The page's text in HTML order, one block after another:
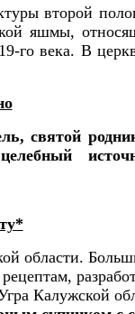
второй
яшмы,
го века. В
святой
области.
Калужской